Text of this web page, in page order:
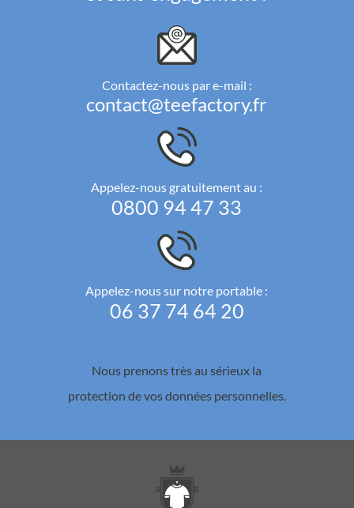
Contactez-nous par e-mail :
contact@teefactory.fr
Appelez-nous gratuitement au :
0800 94 47 33
Appelez-nous sur notre portable :
06 37 74 64 20
Nous prenons très au sérieux la
protection de vos données personnelles.